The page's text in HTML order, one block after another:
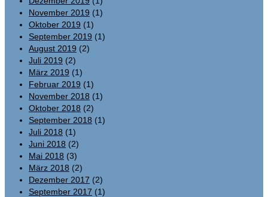
November 2019 (1)
Oktober 2019 (1)
September 2019 (1)
August 2019 (2)
Juli 2019 (2)
März 2019 (1)
Februar 2019 (1)
November 2018 (1)
Oktober 2018 (2)
September 2018 (1)
Juli 2018 (1)
Juni 2018 (2)
Mai 2018 (3)
März 2018 (2)
Dezember 2017 (2)
September 2017 (1)